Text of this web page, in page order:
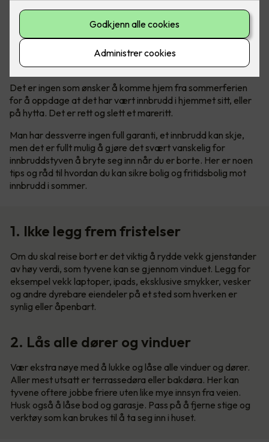
Det er ingen tvil om at det har vært en stor økning av
antall innbrudd de siste årene, både i bolig og hytter.
Politiet anbefaler tiltak før man reiser på ferie.
Mange innbrudd om sommeren
Det er ingen som ønsker å komme hjem fra sommerferien
for å oppdage at det har vært innbrudd i hjemmet sitt, eller
på hytta. Det er rett og slett et mareritt.
Man har dessverre ingen full garanti, et innbrudd kan skje,
men det er fullt mulig å gjøre det svært vanskelig for
innbruddstyven å bryte seg inn når du er borte. Her er noen
tips og råd til hvordan du kan sikre bolig og fritidsbolig mot
innbrudd i sommer.
1. Ikke legg frem fristelser
Om du skal reise bort er det viktig å rydde vekk gjenstander
av høy verdi, som tyvene kan se gjennom vinduet. Legg for
eksempel vekk laptoper, ipads, eksklusive smykker, vesker
og andre dyrebare eiendeler på et sted som hverken er
synlig eller åpenbart.
2. Lås alle dører og vinduer
Vær ekstra nøye med å lukke og låse alle vinduer og dører.
Aller mest utsatt er terrassedøra eller bakdøra. Her kan
tyvene oftere jobbe friere uten like mye innsyn fra veien.
Husk også å låse bod og garasje. Pass på å fjerne stige og
verktøy som kan brukes til å ta seg inn i huset.